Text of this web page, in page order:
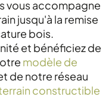
vous accompagne
jusqu'à la remise
bois.
et bénéficiez de
modèle de
de notre réseau
constructible